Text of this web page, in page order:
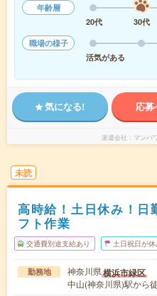
年齢層
20代
30代
職場の様子
活気がある
気になる! 応
派遣会社 マンパ
未読
高時給！土日休み！日
フト作業
交通費別途支給あり 土日祝日が休
勤務地 神奈川県横浜市緑区
中山(神奈川県)駅から